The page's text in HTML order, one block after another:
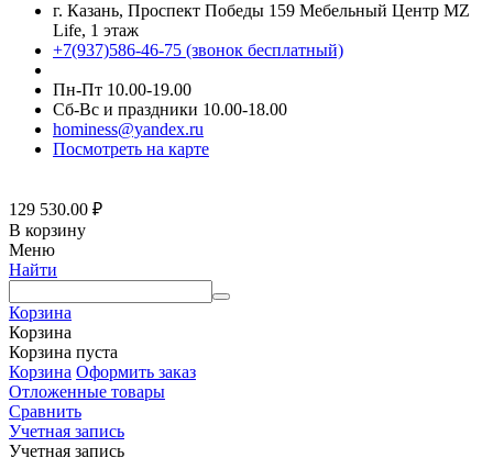
г. Казань, Проспект Победы 159 Мебельный Центр MZ
Life, 1 этаж
+7(937)586-46-75 (звонок бесплатный)
Пн-Пт 10.00-19.00
Сб-Вс и праздники 10.00-18.00
hominess@yandex.ru
Посмотреть на карте
129 530.00 ₽
В корзину
Меню
Найти
Корзина
Корзина
Корзина пуста
Корзина Оформить заказ
Отложенные товары
Сравнить
Учетная запись
Учетная запись